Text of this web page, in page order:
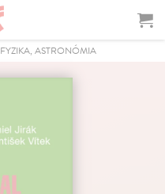
FYZIKA, ASTRONÓMIA